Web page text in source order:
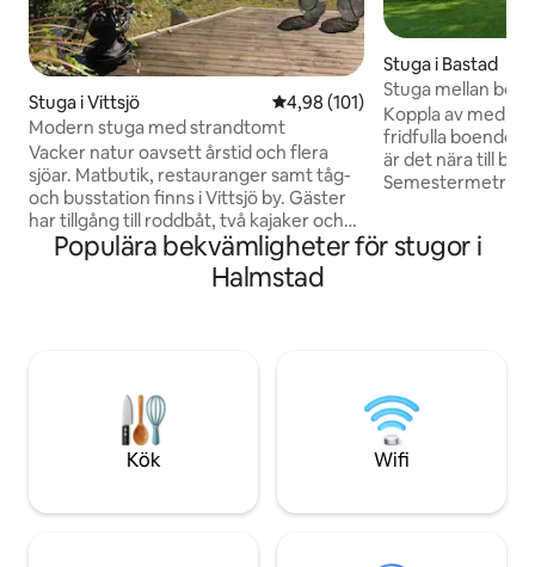
Stuga i Vittsjö 4,98 av 5 i genomsnittligt
4,98 (101)
Modern stuga med strandtomt
Vacker natur oavsett årstid och flera
sjöar. Matbutik, restauranger samt tåg-
och busstation finns i Vittsjö by. Gäster
har tillgång till roddbåt, två kajaker och
fiske från bryggan. Golfbana, älgsafari,
våffelstuga och Skåneleden finns i
närområdet. Skånes Djurpark nås med
Skåne erbjuder många fler utflyktsmål
för såväl stora som små.
Stuga i Bastad
Stuga mellan
Koppla av med
fridfulla boende
är det nära till
möjlighet att sitta
Populära bekvämligheter för stugor i
Halmstad
Kök Wifi